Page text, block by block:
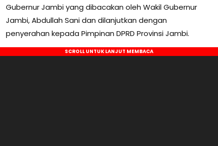
Gubernur Jambi yang dibacakan oleh Wakil Gubernur
Jambi, Abdullah Sani dan dilanjutkan dengan
penyerahan kepada Pimpinan DPRD Provinsi Jambi.